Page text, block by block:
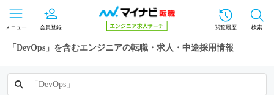
メニュー 会員登録 閲覧履歴 検索
「DevOps」を含むエンジニアの転職・求人・中途採用情報
「DevOps」